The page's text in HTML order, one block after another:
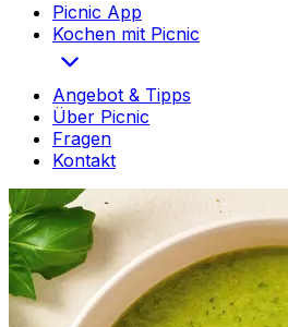
Picnic App
Kochen mit Picnic
Angebot & Tipps
Über Picnic
Fragen
Kontakt